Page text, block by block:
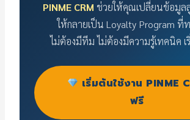
PINME CRM ช่วยให้คุณเปลี่ยนข้อมูล
ให้กลายเป็น Loyalty Program ที่
ไม่ต้องมีทีม ไม่ต้องมีความรู้เทคนิค เ
เริ่มต้นใช้งาน PINME
ฟรี